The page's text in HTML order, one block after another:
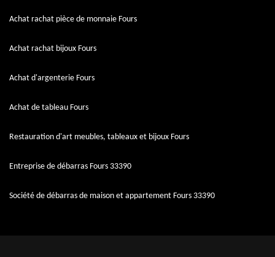
Achat rachat pièce de monnaie Fours
Achat rachat bijoux Fours
Achat d'argenterie Fours
Achat de tableau Fours
Restauration d'art meubles, tableaux et bijoux Fours
Entreprise de débarras Fours 33390
Société de débarras de maison et appartement Fours 33390